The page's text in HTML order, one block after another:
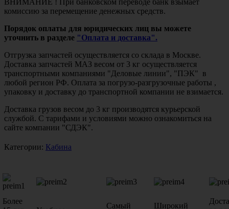
комиссию за перемещение денежных средств.
Порядок оплаты для юридических лиц вы можете
уточнить в разделе "Оплата и доставка".
Отгрузка запчастей осуществляется со склада в Москве.
Доставка запчастей МАЗ весом от 3 кг осуществляется
транспортными компаниями "Деловые линии", "ПЭК" в
любой регион РФ. Оплата за погрузо-разгрузочные работы ,
упаковку и доставку до транспортной компании не взимается.
Доставка грузов весом до 3 кг производятся курьерской
службой. С тарифами и условиями можно ознакомиться на
сайте компании "СДЭК".
Категории: Кабина
Более
Самый
Широкий